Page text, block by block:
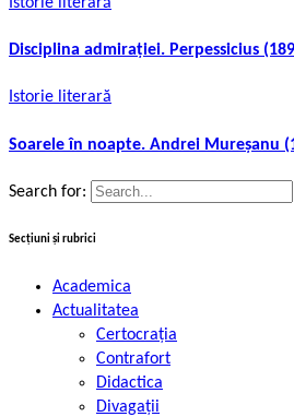
Disciplina admirației. Perpessicius
Istorie literară
Soarele în noapte. Andrei Mureșanu
Search for:
Secțiuni și rubrici
Academica
Actualitatea
Certocrația
Contrafort
Didactica
Divagații